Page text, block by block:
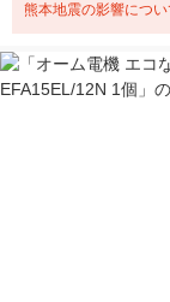
熊本地震の影響につい